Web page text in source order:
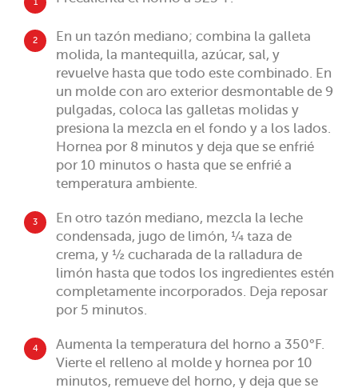
2
En un tazón mediano; combina la galleta
molida, la mantequilla, azúcar, sal, y
revuelve hasta que todo este combinado. En
un molde con aro exterior desmontable de 9
pulgadas, coloca las galletas molidas y
presiona la mezcla en el fondo y a los lados.
Hornea por 8 minutos y deja que se enfrié
por 10 minutos o hasta que se enfrié a
temperatura ambiente.
3
En otro tazón mediano, mezcla la leche
condensada, jugo de limón, ¼ taza de
crema, y ½ cucharada de la ralladura de
limón hasta que todos los ingredientes estén
completamente incorporados. Deja reposar
por 5 minutos.
4
Aumenta la temperatura del horno a 350°F.
Vierte el relleno al molde y hornea por 10
minutos, remueve del horno, y deja que se